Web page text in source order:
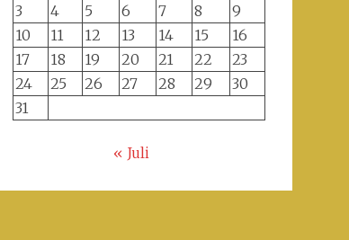
3
4 5 6 7 8
9
10
11 12 13 14 15
16
17
18 19 20 21 22
23
24
25 26 27 28 29
30
31
« Juli